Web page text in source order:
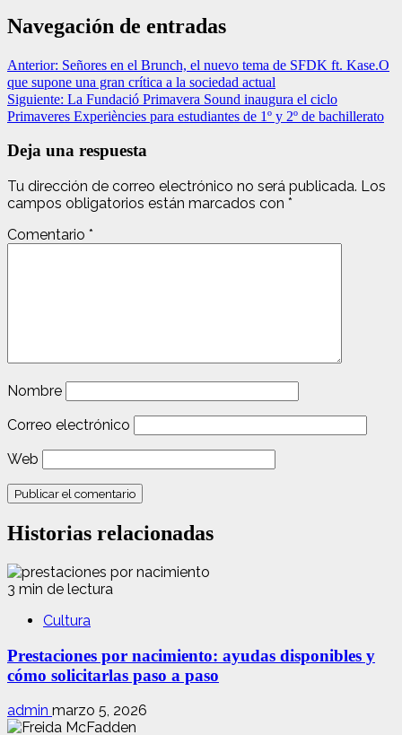
Navegación de entradas
Anterior: Señores en el Brunch, el nuevo tema de SFDK ft. Kase.O
que supone una gran crítica a la sociedad actual
Siguiente: La Fundació Primavera Sound inaugura el ciclo
Primaveres Experiències para estudiantes de 1º y 2º de bachillerato
Deja una respuesta
Tu dirección de correo electrónico no será publicada. Los
campos obligatorios están marcados con *
Comentario *
Nombre
Correo electrónico
Web
Historias relacionadas
3 min de lectura
Cultura
Prestaciones por nacimiento: ayudas disponibles y
cómo solicitarlas paso a paso
admin marzo 5, 2026